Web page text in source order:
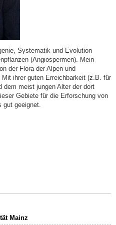
Systematik und Evolution
(Angiospermen). Mein
der Flora der Alpen und
ihrer guten Erreichbarkeit (z.B. für
dem meist jungen Alter der dort
Gebiete für die Erforschung von
gut geeignet.
Mainz